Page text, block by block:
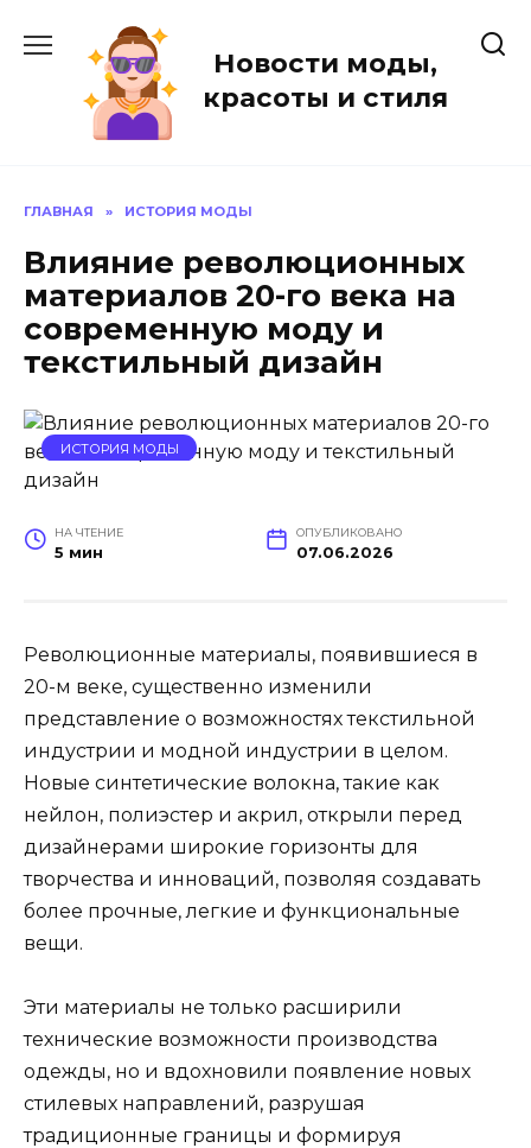
содержанию
Новости моды,
красоты и стиля
ГЛАВНАЯ » ИСТОРИЯ МОДЫ
Влияние революционных
материалов 20-го века на
современную моду и
текстильный дизайн
ИСТОРИЯ МОДЫ
НА ЧТЕНИЕ
5 мин
ОПУБЛИКОВАНО
07.06.2026
Революционные материалы, появившиеся в
20-м веке, существенно изменили
представление о возможностях текстильной
индустрии и модной индустрии в целом.
Новые синтетические волокна, такие как
нейлон, полиэстер и акрил, открыли перед
дизайнерами широкие горизонты для
творчества и инноваций, позволяя создавать
более прочные, легкие и функциональные
вещи.
Эти материалы не только расширили
технические возможности производства
одежды, но и вдохновили появление новых
стилевых направлений, разрушая
традиционные границы и формируя